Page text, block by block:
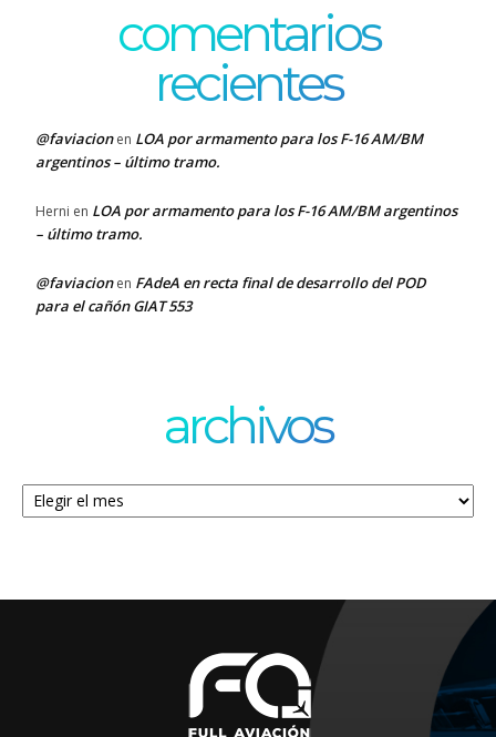
comentarios
recientes
@faviacionen LOA por armamento para los F-16 AM/BM
argentinos – último tramo.
Herni en LOA por armamento para los F-16 AM/BM argentinos
– último tramo.
@faviacionen FAdeA en recta final de desarrollo del POD
para el cañón GIAT 553
archivos
Archivos